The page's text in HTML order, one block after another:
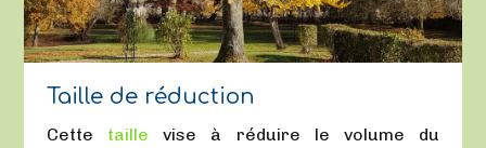
Taille de réduction
Cette taille vise à réduire le volume du